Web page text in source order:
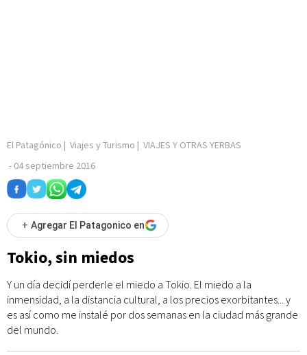
El Patagónico | Viajes y Turismo | VIAJES Y OTRAS YERBAS
- 04 septiembre 2016
+ Agregar El Patagonico en
Tokio, sin miedos
Y un día decidí perderle el miedo a Tokio. El miedo a la
inmensidad, a la distancia cultural, a los precios exorbitantes... y
es así como me instalé por dos semanas en la ciudad más grande
del mundo.